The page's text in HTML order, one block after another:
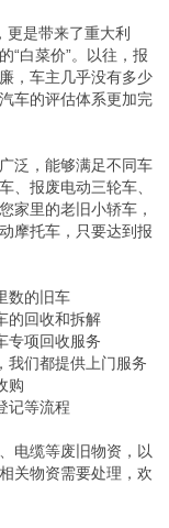
是带来了重大利
“白菜价”。以往，报
，车主几乎没有多少
车的评估体系更加完
泛，能够满足不同车
、报废电动三轮车、
家里的老旧小轿车，
摩托车，只要达到报
数的旧车
的回收和拆解
专项回收服务
我们都提供上门服务
购
记等流程
电缆等废旧物资，以
关物资需要处理，欢